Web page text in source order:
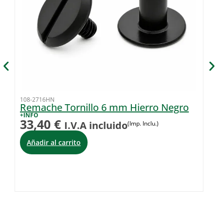
108-2716HN
Remache Tornillo 6 mm Hierro Negro
+INFO
33,40 € I.V.A incluido(Imp. Inclu.)
Añadir al carrito